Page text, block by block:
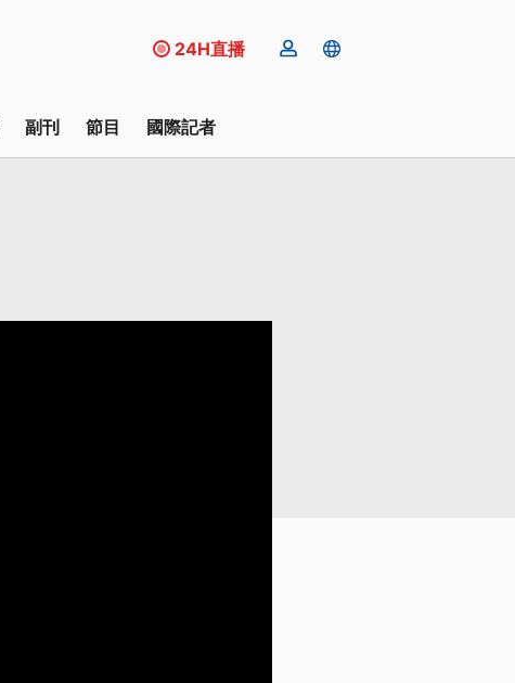
24H直播
副刊 節目 國際記者